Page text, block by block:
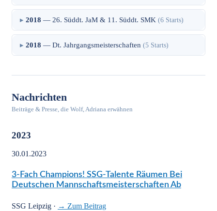
2018 — 26. Süddt. JaM & 11. Süddt. SMK (6 Starts)
2018 — Dt. Jahrgangsmeisterschaften (5 Starts)
Nachrichten
Beiträge & Presse, die Wolf, Adriana erwähnen
2023
30.01.2023
3-Fach Champions! SSG-Talente Räumen Bei
Deutschen Mannschaftsmeisterschaften Ab
SSG Leipzig · → Zum Beitrag